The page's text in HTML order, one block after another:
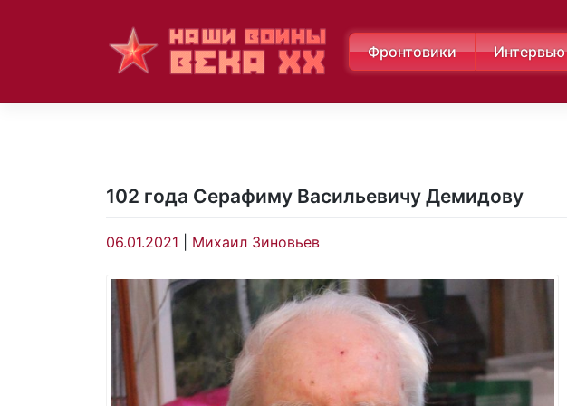
Фронтовики Интервью
102 года Серафиму Васильевичу Демидову
06.01.2021 Михаил Зиновьев